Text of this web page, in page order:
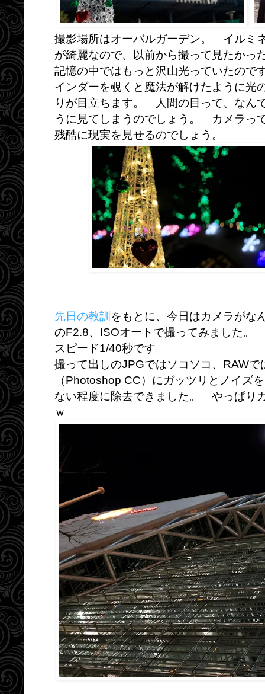
撮影場所はオーバルガーデン。 イルミ
が綺麗なので、以前から撮って見たかっ
記憶の中ではもっと沢山光っていたので
インダーを覗くと魔法が解けたように光
りが目立ちます。 人間の目って、なん
うに見てしまうのでしょう。 カメラっ
残酷に現実を見せるのでしょう。
先日の教訓 をもとに、今日はカメラがな
のF2.8、ISOオートで撮ってみました
スピード1/40秒です。
撮って出しのJPGではソコソコ、RAW
（Photoshop CC）にガッツリとノイズ
ない程度に除去できました。 やっぱり
ｗ